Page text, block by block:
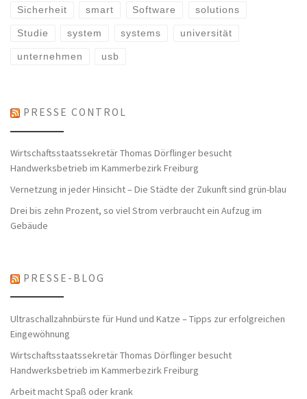
Sicherheit smart Software solutions
Studie system systems universität
unternehmen usb
PRESSE CONTROL
Wirtschaftsstaatssekretär Thomas Dörflinger besucht
Handwerksbetrieb im Kammerbezirk Freiburg
Vernetzung in jeder Hinsicht – Die Städte der Zukunft sind grün-blau
Drei bis zehn Prozent, so viel Strom verbraucht ein Aufzug im
Gebäude
PRESSE-BLOG
Ultraschallzahnbürste für Hund und Katze – Tipps zur erfolgreichen
Eingewöhnung
Wirtschaftsstaatssekretär Thomas Dörflinger besucht
Handwerksbetrieb im Kammerbezirk Freiburg
Arbeit macht Spaß oder krank